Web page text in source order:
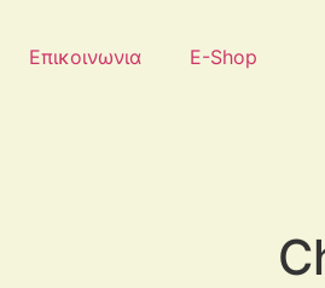
Επικοινωνια
E-Shop